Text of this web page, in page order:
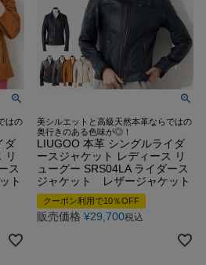
はの
ダ
リ
ス
ト
美シルエットと高級天然本革ならではの
奥行きのある色味が◎！
LIUGOO 本革 シングルライダ
ースジャケット レディース リ
ューグー SRS04LA ライダース
ジャケット レザージャケット
クーポン利用で10％OFF
販売価格 ¥29,700税込